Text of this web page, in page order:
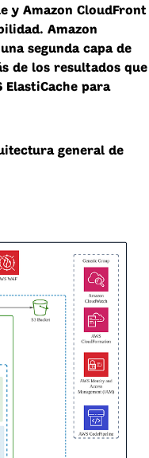
y Amazon CloudFront
Amazon
segunda capa de
de los resultados que
ElastiCache para
general de